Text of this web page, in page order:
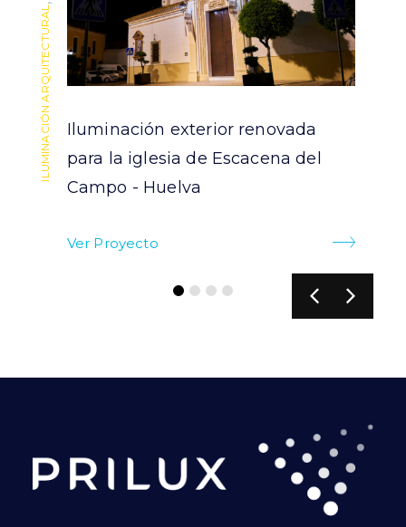
ILUMINACIÓN ARQUITECTURAL
,
Iluminación exterior renovada
para la iglesia de Escacena del
Campo - Huelva
Ver Proyecto